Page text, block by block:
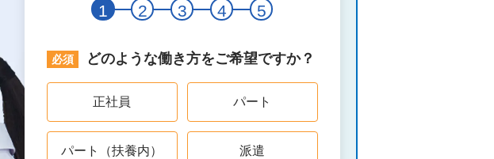
1 2 3 4 5
どのような働き方をご希望ですか？
正社員 パート
パート（扶養内） 派遣